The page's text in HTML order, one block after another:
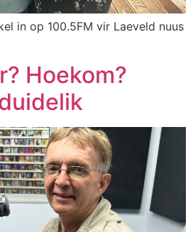
in op 100.5FM vir Laeveld nuus
Hoekom?